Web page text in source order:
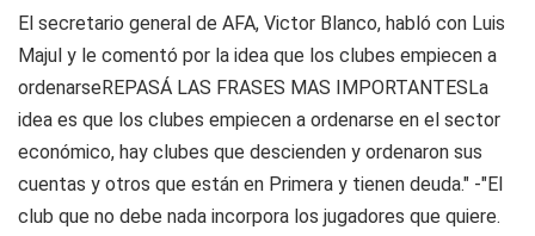
El secretario general de AFA, Victor Blanco, habló con Luis
Majul y le comentó por la idea que los clubes empiecen a
ordenarseREPASÁ LAS FRASES MAS IMPORTANTESLa
idea es que los clubes empiecen a ordenarse en el sector
económico, hay clubes que descienden y ordenaron sus
cuentas y otros que están en Primera y tienen deuda." -"El
club que no debe nada incorpora los jugadores que quiere.